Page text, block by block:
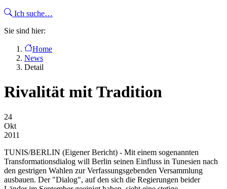
Ich suche…
Sie sind hier:
Home
News
Detail
Rivalität mit Tradition
24
Okt
2011
TUNIS/BERLIN (Eigener Bericht) - Mit einem sogenannten
Transformationsdialog will Berlin seinen Einfluss in Tunesien nach
den gestrigen Wahlen zur Verfassungsgebenden Versammlung
ausbauen. Der "Dialog", auf den sich die Regierungen beider